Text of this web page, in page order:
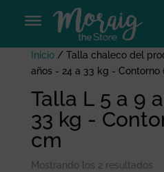
Inicio/ Talla chaleco del
años - 24 a 33 kg - Contorno
Talla L 5 a 9
33 kg -
cm
Mostrando los 2 resultados